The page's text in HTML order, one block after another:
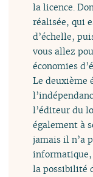
la licence.
réalisée, qui
d’échelle,
vous allez
économies
Le deuxième
l’éditeur du
également à
jamais il n’a
informatique,
la possibilité